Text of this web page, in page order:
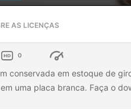
AS LICENÇAS
0
conservada em estoque de
uma placa branca. Faça o